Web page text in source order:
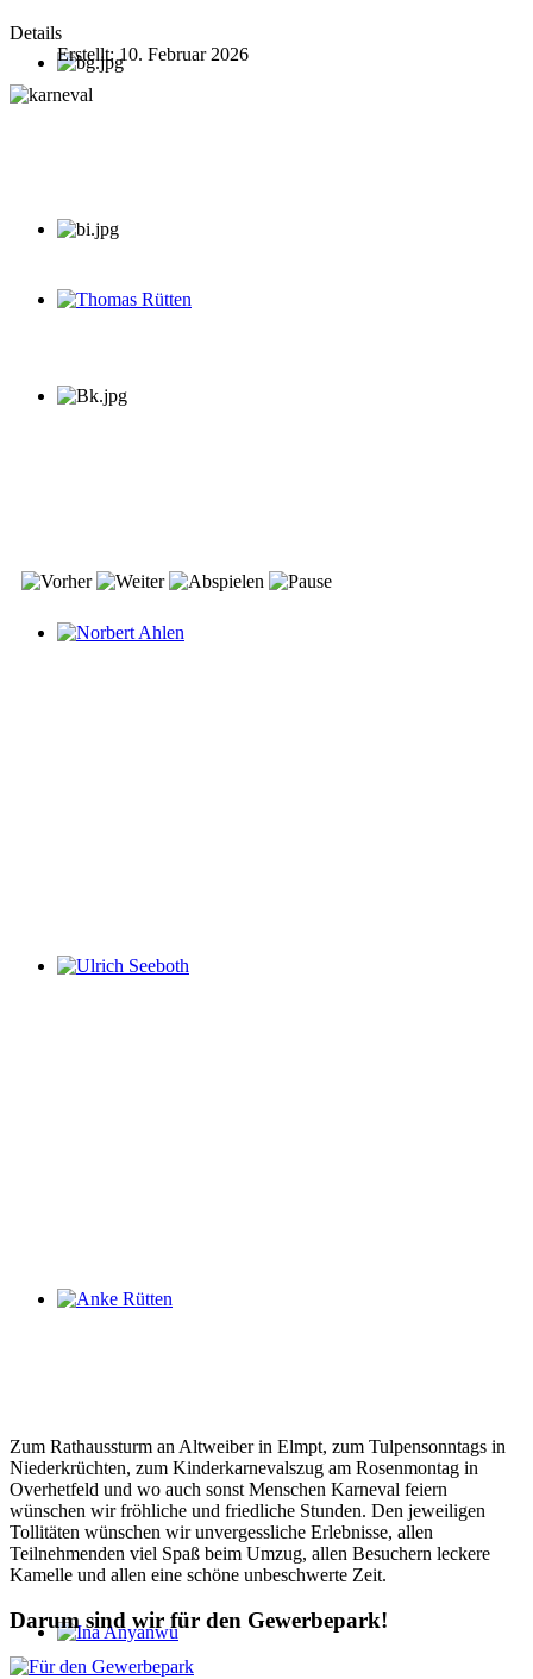
Details
Erstellt: 10. Februar 2026
Zum Rathaussturm an Altweiber in Elmpt, zum Tulpensonntags in
Niederkrüchten, zum Kinderkarnevalszug am Rosenmontag in
Overhetfeld und wo auch sonst Menschen Karneval feiern
wünschen wir fröhliche und friedliche Stunden. Den jeweiligen
Tollitäten wünschen wir unvergessliche Erlebnisse, allen
Teilnehmenden viel Spaß beim Umzug, allen Besuchern leckere
Kamelle und allen eine schöne unbeschwerte Zeit.
Darum sind wir für den Gewerbepark!